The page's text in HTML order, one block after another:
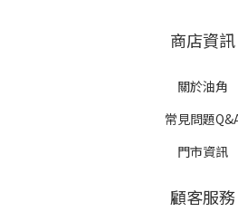
商店資訊
關於油角
常見問題
門市資訊
顧客服務